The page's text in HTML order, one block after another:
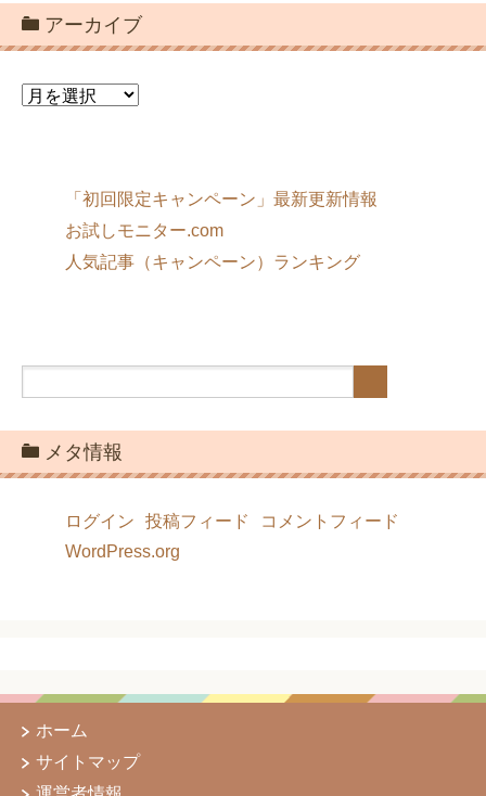
アーカイブ
ア
「初回限定キャンペーン」最新更新情報
お試しモニター.com
人気記事（キャンペーン）ランキング
メタ情報
ログイン 投稿フィード
コメントフィード
WordPress.org
ホーム
サイトマップ